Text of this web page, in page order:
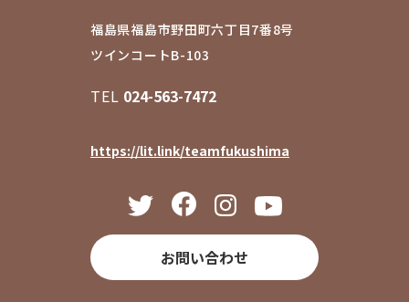
福島県福島市野田町六丁目7番8号
ツインコートB-103
TEL 024-563-7472
https://lit.link/teamfukushima
お問い合わせ